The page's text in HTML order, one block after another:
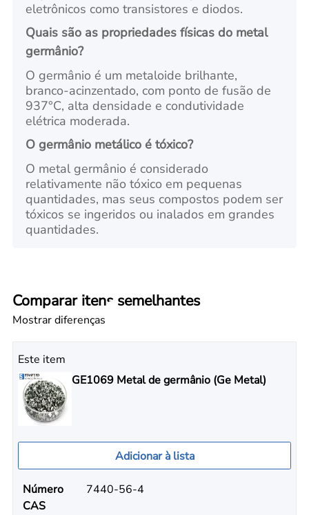
eletrônicos como transistores e diodos.
Quais são as propriedades físicas do metal
germânio?
O germânio é um metaloide brilhante,
branco-acinzentado, com ponto de fusão de
937°C, alta densidade e condutividade
elétrica moderada.
O germânio metálico é tóxico?
O metal germânio é considerado
relativamente não tóxico em pequenas
quantidades, mas seus compostos podem ser
tóxicos se ingeridos ou inalados em grandes
quantidades.
Comparar itens semelhantes
Mostrar diferenças
Este item
GE1069 Metal de germânio (Ge Metal)
Adicionar à lista
Número
CAS
7440-56-4